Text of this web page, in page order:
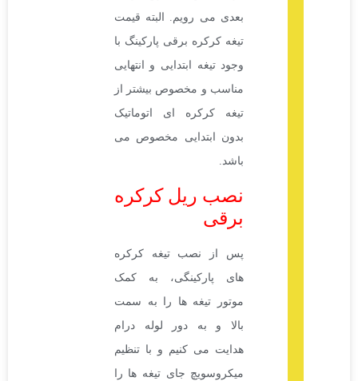
بعدی می رویم. البته قیمت
تیغه کرکره برقی پارکینگ با
وجود تیغه ابتدایی و انتهایی
مناسب و مخصوص بیشتر از
تیغه کرکره ای اتوماتیک
بدون ابتدایی مخصوص می
نصب ریل کرکره
پس از نصب تیغه کرکره
های پارکینگی، به کمک
موتور تیغه ها را به سمت
بالا و به دور لوله درام
هدایت می کنیم و با تنظیم
میکروسویچ جای تیغه ها را